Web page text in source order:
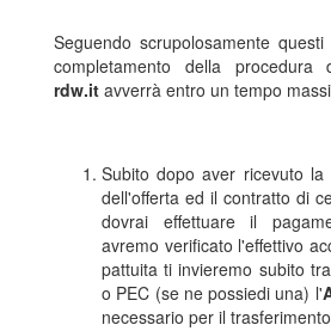
Seguendo scrupolosamente
completamento della procedura
rdw.it avverrà entro un tempo
Subito dopo aver ricevuto la
dell'offerta ed il contratto di
dovrai effettuare il
avremo verificato l'effettivo
pattuita ti invieremo subito
o PEC (se ne possiedi una) l'
necessario per il